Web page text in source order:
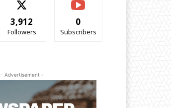
3,912
Followers
0
Subscribers
- Advertisement -